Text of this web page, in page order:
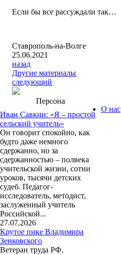
Если бы все рассуждали так…
Ставрополь-на-Волге
25.06.2021
назад
Другие материалы
следующий
Персона
Иван Савкин: «Я – простой
сельский учитель»
Он говорит спокойно, как
будто даже немного
сдержанно, но за
сдержанностью – полвека
учительской жизни, сотни
уроков, тысячи детских
судеб. Педагог-
исследователь, методист,
заслуженный учитель
Российской...
27.07.2026
Крутое пике Владимира
Зенковского
Ветеран труда РФ,
О нас